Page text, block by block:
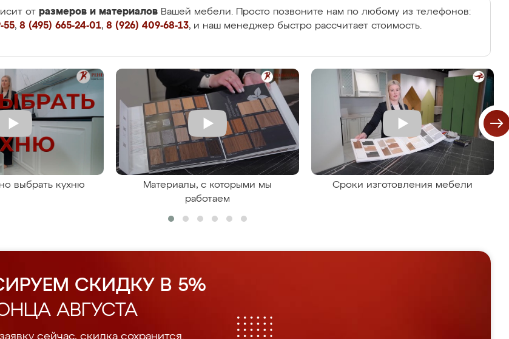
от размеров и материалов Вашей мебели. Просто позвоните нам по любому из телефонов:
55, 8 (495) 665-24-01, 8 (926) 409-68-13, и наш менеджер быстро рассчитает стоимость.
выбрать кухню
Материалы, с которыми мы
работаем
Сроки изготовления мебели
СКИДКУ В 5%
АВГУСТА
сейчас, скидка сохранится.